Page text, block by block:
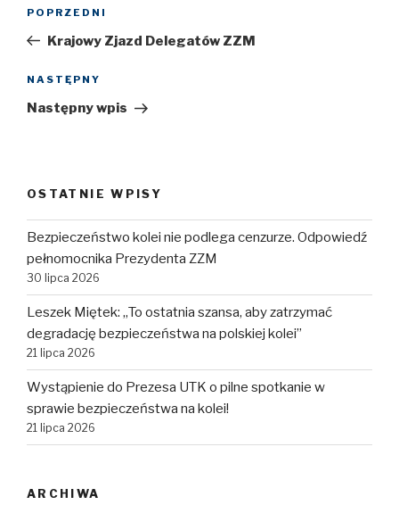
Poprzedni
wpis
POPRZEDNI
Krajowy Zjazd Delegatów ZZM
Następny
wpis
NASTĘPNY
Następny wpis
OSTATNIE WPISY
Bezpieczeństwo kolei nie podlega cenzurze. Odpowiedź
pełnomocnika Prezydenta ZZM
30 lipca 2026
Leszek Miętek: „To ostatnia szansa, aby zatrzymać
degradację bezpieczeństwa na polskiej kolei”
21 lipca 2026
Wystąpienie do Prezesa UTK o pilne spotkanie w
sprawie bezpieczeństwa na kolei!
21 lipca 2026
ARCHIWA